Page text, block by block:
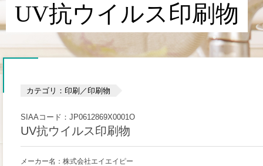
UV抗ウイルス印刷物
カテゴリ：印刷／印刷物
SIAAコード：JP0612869X0001O
UV抗ウイルス印刷物
メーカー名：株式会社エイエイピー